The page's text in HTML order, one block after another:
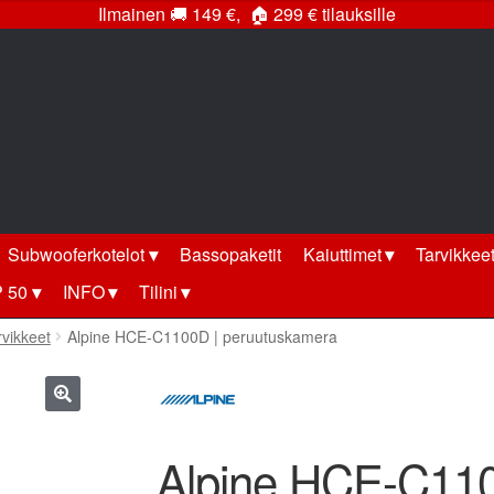
Ilmainen 🚚 149 €, 🏠 299 € tilauksille
Subwooferkotelot Bassopaketit Kaiuttimet
Tarvikkeet
50 INFO Tilini
Alpine HCE-C1100D | peruutuskamera
Alpine HCE-